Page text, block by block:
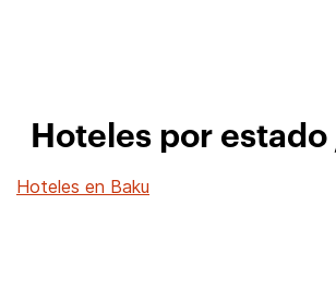
Hoteles por
Hoteles en Baku